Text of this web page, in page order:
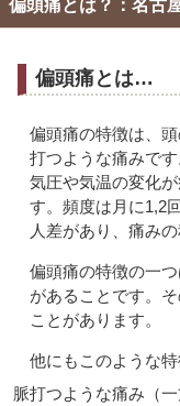
偏頭痛とは？：名古
偏頭痛とは…
偏頭痛の特徴は、
打つような痛みで
気圧や気温の変化
す。頻度は月に1,2
人差があり、痛み
偏頭痛の特徴の一
があることです。
ことがあります。
他にもこのような特
脈打つような痛み（